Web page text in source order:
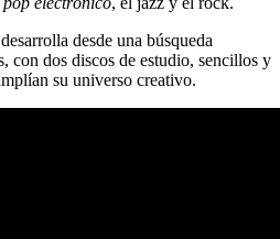
desde una búsqueda
con dos discos de estudio, sencillos y
su universo creativo.